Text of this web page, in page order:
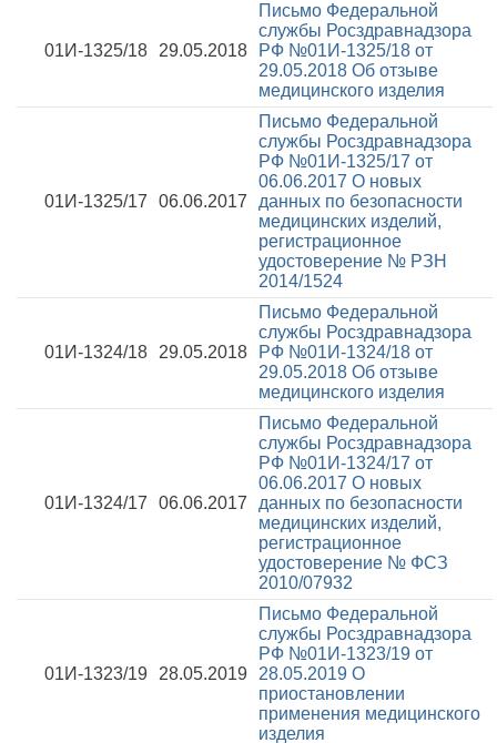
01И-1325/18 29.05.2018
Письмо Федеральной
службы Росздравнадзора
РФ №01И-1325/18 от
29.05.2018 Об отзыве
медицинского изделия
01И-1325/17 06.06.2017
Письмо Федеральной
службы Росздравнадзора
РФ №01И-1325/17 от
06.06.2017 О новых
данных по безопасности
медицинских изделий,
регистрационное
удостоверение № РЗН
2014/1524
01И-1324/18 29.05.2018
Письмо Федеральной
службы Росздравнадзора
РФ №01И-1324/18 от
29.05.2018 Об отзыве
медицинского изделия
01И-1324/17 06.06.2017
Письмо Федеральной
службы Росздравнадзора
РФ №01И-1324/17 от
06.06.2017 О новых
данных по безопасности
медицинских изделий,
регистрационное
удостоверение № ФСЗ
2010/07932
01И-1323/19 28.05.2019
Письмо Федеральной
службы Росздравнадзора
РФ №01И-1323/19 от
28.05.2019 О
приостановлении
применения медицинского
изделия